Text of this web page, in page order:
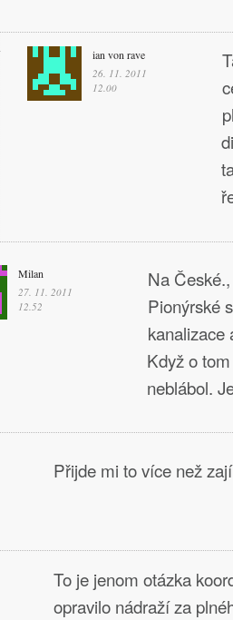
ian von rave
26. 11. 2011
12.00
Milan
27. 11. 2011
12.52
Na
Pionýrské
kanalizace
Když o
neblábol.
Přijde mi to více než
To je jenom otázka
opravilo nádraží za